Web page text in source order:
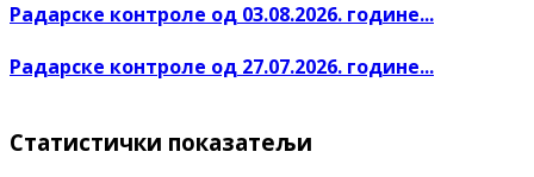
Радарске контроле од 03.08.2026. године...
Радарске контроле од 27.07.2026. године...
Статистички показатељи